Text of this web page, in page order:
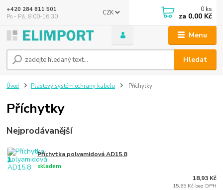
Menu
CZK
Hledat
+420 284 811 501
Po - Pá, 8:00-16:30
0 ks
za 0,00 Kč
Úvod Plastový systém ochrany kabelu Příchytky
Příchytky
Nejprodávanější
1. Příchytka polyamidová AD15,8
skladem
18,93 Kč
15,65 Kč bez DPH